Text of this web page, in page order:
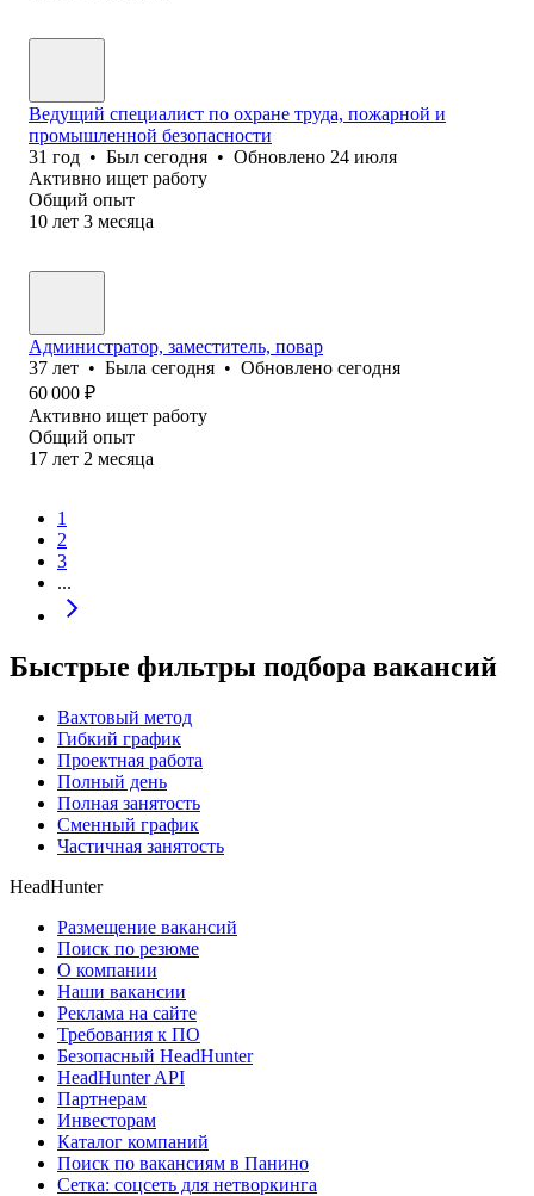
Ведущий специалист по охране труда, пожарной и
промышленной безопасности
31 год • Был сегодня • Обновлено 24 июля
Активно ищет работу
Общий опыт
10 лет 3 месяца
Администратор, заместитель, повар
37 лет • Была сегодня • Обновлено сегодня
60 000 ₽
Активно ищет работу
Общий опыт
17 лет 2 месяца
1
2
3
...
Быстрые фильтры подбора вакансий
Вахтовый метод
Гибкий график
Проектная работа
Полный день
Полная занятость
Сменный график
Частичная занятость
HeadHunter
Размещение вакансий
Поиск по резюме
О компании
Наши вакансии
Реклама на сайте
Требования к ПО
Безопасный HeadHunter
HeadHunter API
Партнерам
Инвесторам
Каталог компаний
Поиск по вакансиям в Панино
Сетка: соцсеть для нетворкинга